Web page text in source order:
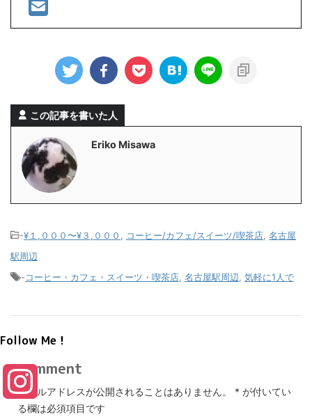
この記事を書いた人
Eriko Misawa
-¥１,０００〜¥３,０００ コーヒー/カフェ/スイーツ/喫茶店 名古屋
駅周辺
-コーヒー・カフェ・スイーツ・喫茶店 名古屋駅周辺 気軽に1人で
comment
メールアドレスが公開されることはありません。 * が付いてい
る欄は必須項目です
Follow Me！
n